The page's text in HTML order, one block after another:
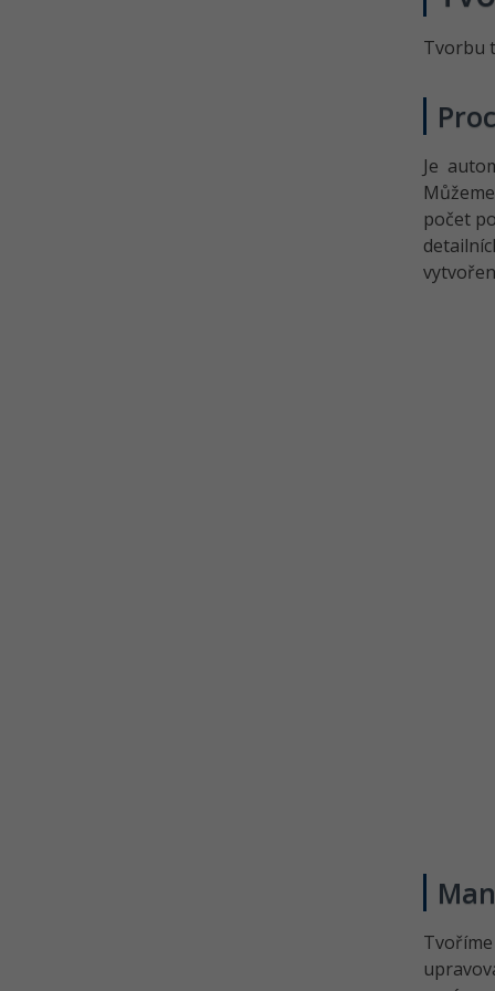
Tvorbu
Je
počet